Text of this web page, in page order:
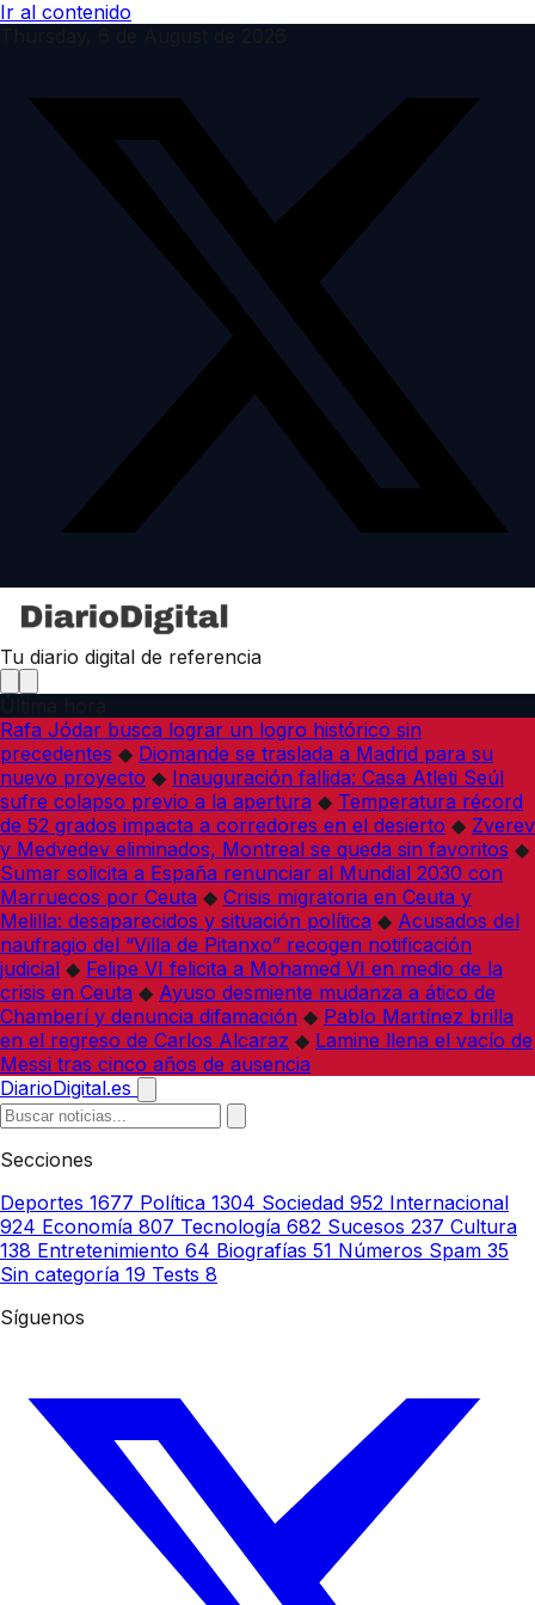
Ir al contenido
Tu diario digital de referencia
Rafa Jódar busca lograr un logro histórico sin
precedentes ◆ Diomande se traslada a Madrid para su
nuevo proyecto ◆ Inauguración fallida: Casa Atleti Seúl
sufre colapso previo a la apertura ◆ Temperatura récord
de 52 grados impacta a corredores en el desierto ◆ Zverev
y Medvedev eliminados, Montreal se queda sin favoritos ◆
Sumar solicita a España renunciar al Mundial 2030 con
Marruecos por Ceuta ◆ Crisis migratoria en Ceuta y
Melilla: desaparecidos y situación política ◆ Acusados del
naufragio del “Villa de Pitanxo” recogen notificación
judicial ◆ Felipe VI felicita a Mohamed VI en medio de la
crisis en Ceuta ◆ Ayuso desmiente mudanza a ático de
Chamberí y denuncia difamación ◆ Pablo Martínez brilla
en el regreso de Carlos Alcaraz ◆ Lamine llena el vacío de
Messi tras cinco años de ausencia
DiarioDigital.es
Secciones
Deportes 1677 Política 1304 Sociedad 952 Internacional
924 Economía 807 Tecnología 682 Sucesos 237 Cultura
138 Entretenimiento 64 Biografías 51 Números Spam 35
Sin categoría 19 Tests 8
Síguenos